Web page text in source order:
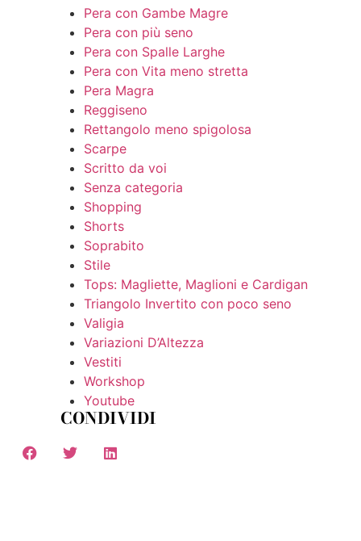
Pera con Gambe Magre
Pera con più seno
Pera con Spalle Larghe
Pera con Vita meno stretta
Pera Magra
Reggiseno
Rettangolo meno spigolosa
Scarpe
Scritto da voi
Senza categoria
Shopping
Shorts
Soprabito
Stile
Tops: Magliette, Maglioni e Cardigan
Triangolo Invertito con poco seno
Valigia
Variazioni D’Altezza
Vestiti
Workshop
Youtube
CONDIVIDI